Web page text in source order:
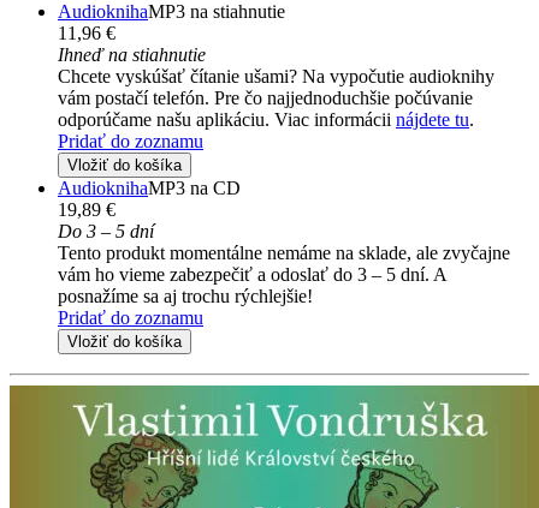
AudioknihaMP3 na stiahnutie
11,96 €
Ihneď na stiahnutie
Chcete vyskúšať čítanie ušami? Na vypočutie audioknihy
vám postačí telefón. Pre čo najjednoduchšie počúvanie
odporúčame našu aplikáciu. Viac informácii nájdete tu.
Pridať do zoznamu
Vložiť do košíka
AudioknihaMP3 na CD
19,89 €
Do 3 – 5 dní
Tento produkt momentálne nemáme na sklade, ale zvyčajne
vám ho vieme zabezpečiť a odoslať do 3 – 5 dní. A
posnažíme sa aj trochu rýchlejšie!
Pridať do zoznamu
Vložiť do košíka